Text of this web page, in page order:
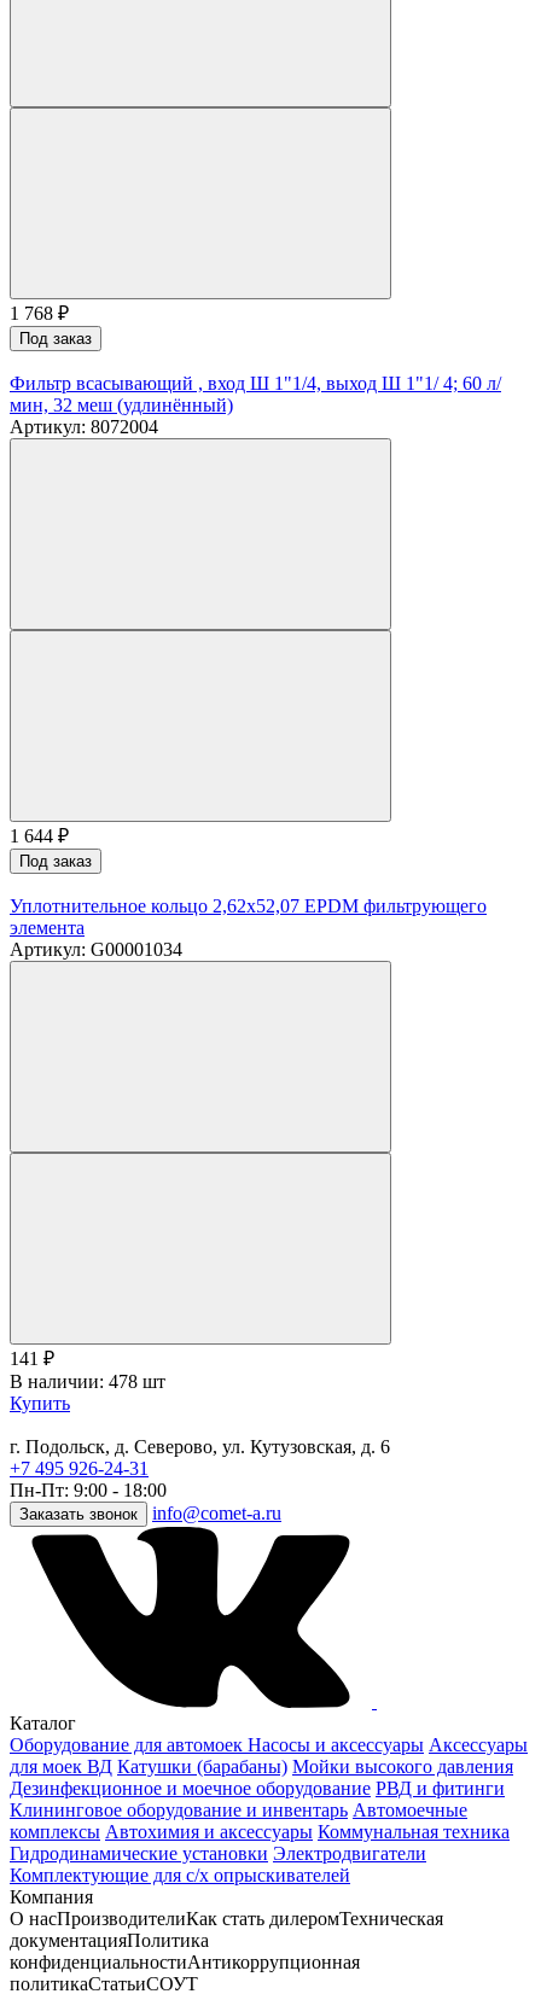
1 768 ₽
Под заказ
Фильтр всасывающий , вход Ш 1"1/4, выход Ш 1"1/ 4; 60 л/
мин, 32 меш (удлинённый)
Артикул: 8072004
1 644 ₽
Под заказ
Уплотнительное кольцо 2,62x52,07 EPDM фильтрующего
элемента
Артикул: G00001034
141 ₽
В наличии: 478 шт
Купить
г. Подольск, д. Северово, ул. Кутузовская, д. 6
+7 495 926-24-31
Пн-Пт: 9:00 - 18:00
Заказать звонок info@comet-a.ru
Каталог
Оборудование для автомоек Насосы и аксессуары Аксессуары
для моек ВД Катушки (барабаны) Мойки высокого давления
Дезинфекционное и моечное оборудование РВД и фитинги
Клининговое оборудование и инвентарь Автомоечные
комплексы Автохимия и аксессуары Коммунальная техника
Гидродинамические установки Электродвигатели
Комплектующие для с/х опрыскивателей
Компания
О насПроизводителиКак стать дилеромТехническая
документацияПолитика
конфиденциальностиАнтикоррупционная
политикаСтатьиСОУТ